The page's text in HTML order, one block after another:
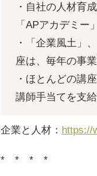
・自社の人材育
「APアカデミー
・「企業風土」
座は、毎年の事
・ほとんどの講
講師手当てを支給
企業と人材： https://
* * * *